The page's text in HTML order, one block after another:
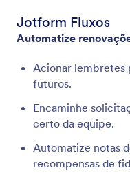
Jotform Fluxos
Automatize
Acionar lembretes
futuros.
Encaminhe
certo da equipe.
Automatize notas
recompensas de